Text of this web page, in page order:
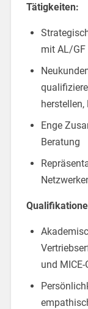
Tätigkeiten:
mit AL/GF
herstellen,
Enge
Beratung
und